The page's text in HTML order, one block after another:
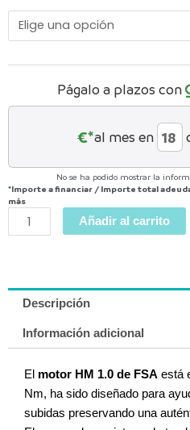
Págalo a plazos con
€*al mes en
No se ha podido mostrar la
*Importe a financiar / Importe total
más
cantidad
Añadir al carrito
Descripción
Información adicional
El motor HM 1.0 de FSA está
Nm, ha sido diseñado para
subidas preservando una